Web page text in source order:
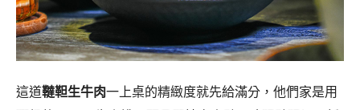
真的會讓人眼睛一亮!
韃靼生牛肉 魚子醬(凝·粹套餐)